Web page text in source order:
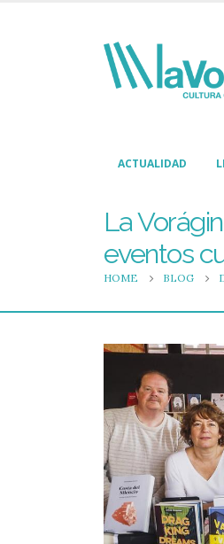
ACTUALIDAD
La
eventos
HOME BLOG